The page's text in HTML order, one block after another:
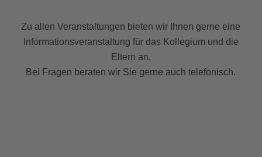
Zu allen Veranstaltungen bieten wir Ihnen gerne eine
Informationsveranstaltung für das Kollegium und die
Eltern an.
Bei Fragen beraten wir Sie gerne auch telefonisch.